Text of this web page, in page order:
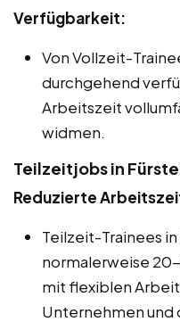
Verfügbarkeit:
Von Vollzeit-
durchgehend
Arbeitszeit
widmen.
Teilzeitjobs in
Reduzierte
Teilzeit-Trainees
normalerweise
mit flexiblen
Unternehmen und